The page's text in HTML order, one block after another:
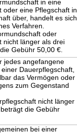
in eine
oder eine Pflegschaft in
über, handelt es sich
Verfahren.
oder
nicht länger als drei
Gebühr 50,00 €.
jedes angefangene
Dauerpflegschaft,
das Vermögen oder
zum Gegenstand
nicht länger
die Gebühr
bei einer